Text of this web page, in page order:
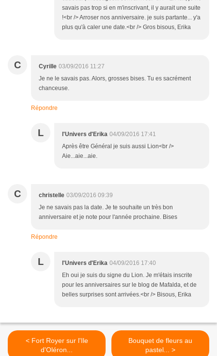
savais pas trop si en m'inscrivant, il y aurait une suite
!<br /> Arroser nos anniversaire. je suis partante... y'a
plus qu'à caler une date.<br /> Gros bisous, Erika
C Cyrille 03/09/2016 11:27
Je ne le savais pas. Alors, grosses bises. Tu es sacrément
chanceuse.
Répondre
L l'Univers d'Erika 04/09/2016 17:41
Après être Général je suis aussi Lion<br />
Aie...aie...aie.
C christelle 03/09/2016 09:39
Je ne savais pas la date. Je te souhaite un très bon
anniversaire et je note pour l'année prochaine. Bises
Répondre
L l'Univers d'Erika 04/09/2016 17:40
Eh oui je suis du signe du Lion. Je m'étais inscrite
pour les anniversaires sur le blog de Mafalda, et de
belles surprises sont arrivées.<br /> Bisous, Erika
< Fort Royer sur l'Ile
d'Oléron...
Bouquet de fleurs au
pastel... >